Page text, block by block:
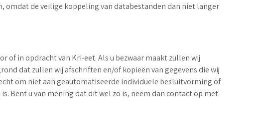
omdat de veilige koppeling van databestanden dan niet langer
of in opdracht van Kri-eet. Als u bezwaar maakt zullen wij
dat zullen wij afschriften en/of kopieën van gegevens die wij
om niet aan geautomatiseerde individuele besluitvorming of
Bent u van mening dat dit wel zo is, neem dan contact op met